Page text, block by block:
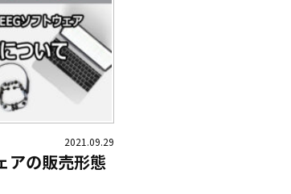
2021.09.29
アの販売形態